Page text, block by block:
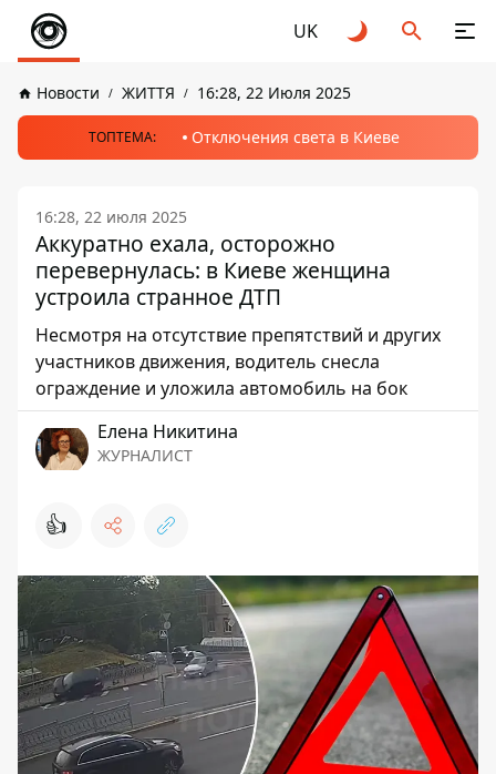
UK
Новости ЖИТТЯ 16:28, 22 Июля 2025
ТОПТЕМА: Отключения света в Киеве
16:28, 22 июля 2025
Аккуратно ехала, осторожно
перевернулась: в Киеве женщина
устроила странное ДТП
Несмотря на отсутствие препятствий и других
участников движения, водитель снесла
ограждение и уложила автомобиль на бок
Елена Никитина
ЖУРНАЛИСТ
👍